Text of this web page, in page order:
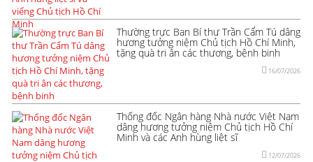
Thường trực Ban Bí thư Trần Cẩm Tú dâng
hương tưởng niệm Chủ tịch Hồ Chí Minh,
tặng quà tri ân các thương, bệnh binh
16/07/2026
Thống đốc Ngân hàng Nhà nước Việt Nam
dâng hương tưởng niệm Chủ tịch Hồ Chí
Minh và các Anh hùng liệt sĩ
12/07/2026